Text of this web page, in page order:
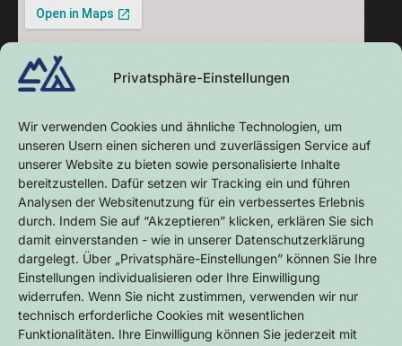
Privatsphäre-Einstellungen
Wir verwenden Cookies und ähnliche Technologien, um
unseren Usern einen sicheren und zuverlässigen Service auf
unserer Website zu bieten sowie personalisierte Inhalte
bereitzustellen. Dafür setzen wir Tracking ein und führen
Analysen der Websitenutzung für ein verbessertes Erlebnis
durch. Indem Sie auf “Akzeptieren” klicken, erklären Sie sich
damit einverstanden - wie in unserer Datenschutzerklärung
dargelegt. Über „Privatsphäre-Einstellungen” können Sie Ihre
Einstellungen individualisieren oder Ihre Einwilligung
widerrufen. Wenn Sie nicht zustimmen, verwenden wir nur
technisch erforderliche Cookies mit wesentlichen
Funktionalitäten. Ihre Einwilligung können Sie jederzeit mit